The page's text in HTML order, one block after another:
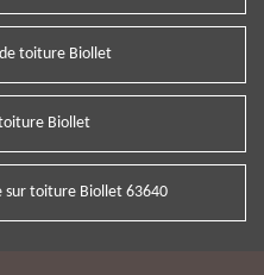
toiture Biollet
Biollet
sur toiture Biollet 63640